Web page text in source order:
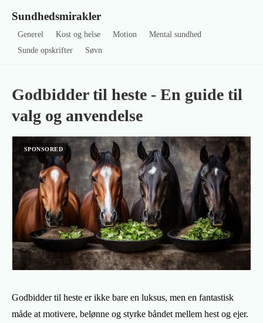
Sundhedsmirakler
Generel Kost og helse Motion
Mental sundhed
Sunde opskrifter
Søvn
Godbidder til heste - En guide til
valg og anvendelse
Godbidder til heste er ikke bare en luksus, men en fantastisk
måde at motivere, belønne og styrke båndet mellem hest og ejer.